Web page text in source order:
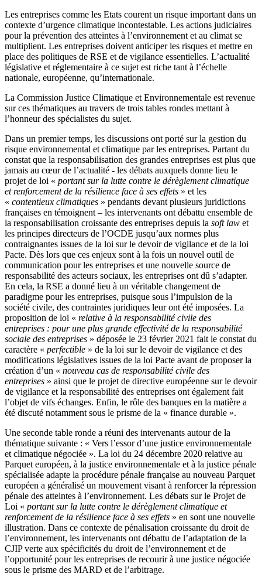
Les entreprises comme les Etats courent un risque important dans un
contexte d’urgence climatique incontestable. Les actions judiciaires
pour la prévention des atteintes à l’environnement et au climat se
multiplient. Les entreprises doivent anticiper les risques et mettre en
place des politiques de RSE et de vigilance essentielles. L’actualité
législative et réglementaire à ce sujet est riche tant à l’échelle
nationale, européenne, qu’internationale.
La Commission Justice Climatique et Environnementale est revenue
sur ces thématiques au travers de trois tables rondes mettant à
l’honneur des spécialistes du sujet.
Dans un premier temps, les discussions ont porté sur la gestion du
risque environnemental et climatique par les entreprises. Partant du
constat que la responsabilisation des grandes entreprises est plus que
jamais au cœur de l’actualité - les débats auxquels donne lieu le
projet de loi « portant sur la lutte contre le dérèglement climatique
et renforcement de la résilience face à ses effets » et les
« contentieux climatiques » pendants devant plusieurs juridictions
françaises en témoignent – les intervenants ont débattu ensemble de
la responsabilisation croissante des entreprises depuis la soft law et
les principes directeurs de l’OCDE jusqu’aux normes plus
contraignantes issues de la loi sur le devoir de vigilance et de la loi
Pacte. Dès lors que ces enjeux sont à la fois un nouvel outil de
communication pour les entreprises et une nouvelle source de
responsabilité des acteurs sociaux, les entreprises ont dû s’adapter.
En cela, la RSE a donné lieu à un véritable changement de
paradigme pour les entreprises, puisque sous l’impulsion de la
société civile, des contraintes juridiques leur ont été imposées. La
proposition de loi « relative à la responsabilité civile des
entreprises : pour une plus grande effectivité de la responsabilité
sociale des entreprises » déposée le 23 février 2021 fait le constat du
caractère « perfectible » de la loi sur le devoir de vigilance et des
modifications législatives issues de la loi Pacte avant de proposer la
création d’un « nouveau cas de responsabilité civile des
entreprises » ainsi que le projet de directive européenne sur le devoir
de vigilance et la responsabilité des entreprises ont également fait
l’objet de vifs échanges. Enfin, le rôle des banques en la matière a
été discuté notamment sous le prisme de la « finance durable ».
Une seconde table ronde a réuni des intervenants autour de la
thématique suivante : « Vers l’essor d’une justice environnementale
et climatique négociée ». La loi du 24 décembre 2020 relative au
Parquet européen, à la justice environnementale et à la justice pénale
spécialisée adapte la procédure pénale française au nouveau Parquet
européen a généralisé un mouvement visant à renforcer la répression
pénale des atteintes à l’environnement. Les débats sur le Projet de
Loi « portant sur la lutte contre le dérèglement climatique et
renforcement de la résilience face à ses effets » en sont une nouvelle
illustration. Dans ce contexte de pénalisation croissante du droit de
l’environnement, les intervenants ont débattu de l’adaptation de la
CJIP verte aux spécificités du droit de l’environnement et de
l’opportunité pour les entreprises de recourir à une justice négociée
sous le prisme des MARD et de l’arbitrage.